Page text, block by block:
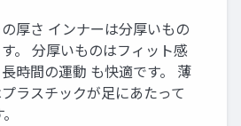
厚さ インナーは分厚いもの
。 分厚いものはフィット感
時間の運動 も快適です。 薄
ラスチックが足にあたって